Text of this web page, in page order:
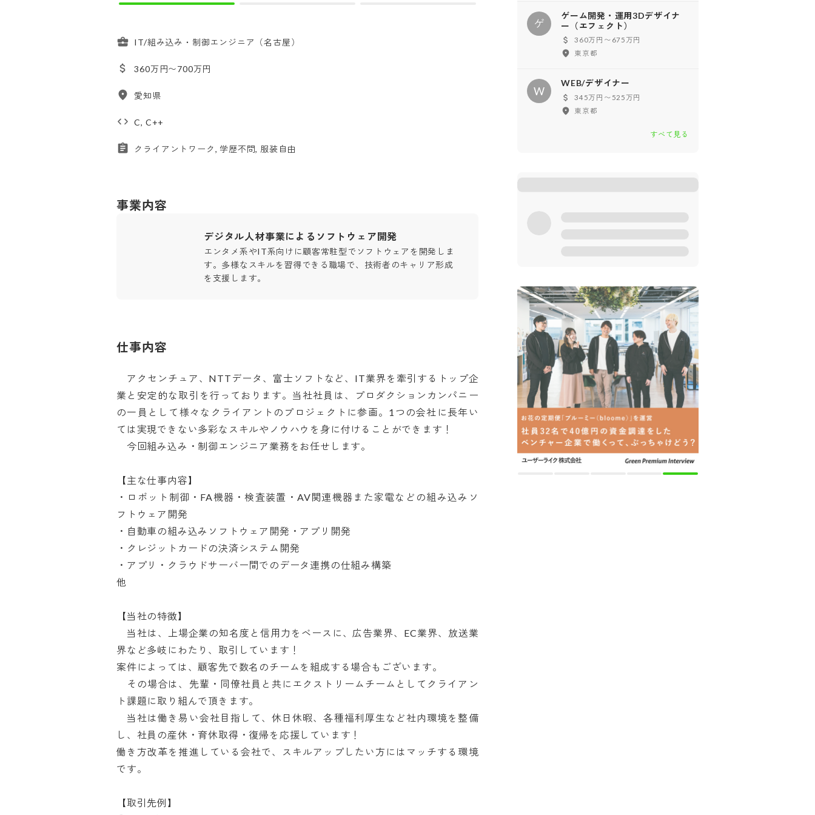
IT/組み込み・制御エンジニア（名古屋）
360万円〜700万円
愛知県
C, C++
クライアントワーク, 学歴不問, 服装自由
事業内容
デジタル人材事業によるソフトウェア開発
エンタメ系やIT系向けに顧客常駐型でソフトウェアを開発しま
す。多様なスキルを習得できる職場で、技術者のキャリア形成
を支援します。
仕事内容
アクセンチュア、NTTデータ、富士ソフトなど、IT業界を牽引するトップ企
業と安定的な取引を行っております。当社社員は、プロダクションカンパニー
の一員として様々なクライアントのプロジェクトに参画。1つの会社に長年い
ては実現できない多彩なスキルやノウハウを身に付けることができます！
今回組み込み・制御エンジニア業務をお任せします。
【主な仕事内容】
・ロボット制御・FA機器・検査装置・AV関連機器また家電などの組み込みソ
フトウェア開発
・自動車の組み込みソフトウェア開発・アプリ開発
・クレジットカードの決済システム開発
・アプリ・クラウドサーバー間でのデータ連携の仕組み構築
他
【当社の特徴】
当社は、上場企業の知名度と信用力をベースに、広告業界、EC業界、放送業
界など多岐にわたり、取引しています！
案件によっては、顧客先で数名のチームを組成する場合もございます。
その場合は、先輩・同僚社員と共にエクストリームチームとしてクライアン
ト課題に取り組んで頂きます。
当社は働き易い会社目指して、休日休暇、各種福利厚生など社内環境を整備
し、社員の産休・育休取得・復帰を応援しています！
働き方改革を推進している会社で、スキルアップしたい方にはマッチする環境
です。
【取引先例】
ゲ
ゲーム開発・運用3Dデザイナ
ー（エフェクト）
360万円〜675万円
東京都
W
WEB/デザイナー
345万円〜525万円
東京都
すべて見る